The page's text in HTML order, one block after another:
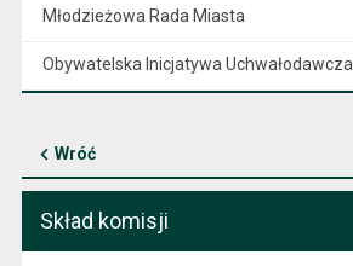
Młodzieżowa Rada Miasta
Obywatelska Inicjatywa Uchwałodawcza
Wróć
Skład komisji